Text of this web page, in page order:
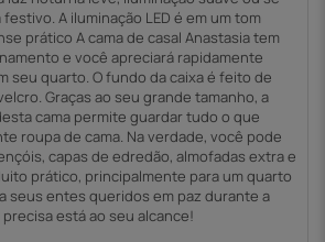
A iluminação LED é em um tom
prático A cama de casal Anastasia tem
e você apreciará rapidamente
seu quarto. O fundo da caixa é feito de
Graças ao seu grande tamanho, a
cama permite guardar tudo o que
roupa de cama. Na verdade, você pode
capas de edredão, almofadas extra e
prático, principalmente para um quarto
seus entes queridos em paz durante a
está ao seu alcance!